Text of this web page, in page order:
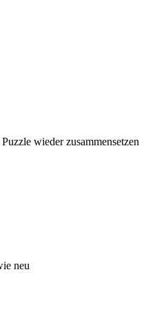
wieder zusammensetzen
neu